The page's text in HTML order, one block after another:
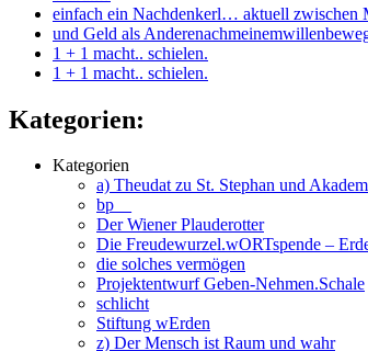
einfach ein Nachdenkerl… aktuell zwischen
und Geld als
1 + 1 macht.. schielen.
1 + 1 macht.. schielen.
Kategorien:
Kategorien
a) Theudat zu St. Stephan und
bp__
Der Wiener Plauderotter
Die Freudewurzel.wORTspende –
die solches vermögen
Projektentwurf Geben-Nehmen.Schale
schlicht
Stiftung wErden
z) Der Mensch ist Raum und wahr